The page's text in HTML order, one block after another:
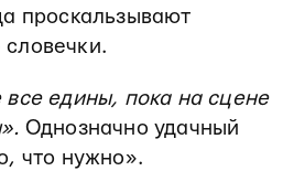
проскальзывают
все едины, пока на сцене
Однозначно удачный
что нужно».